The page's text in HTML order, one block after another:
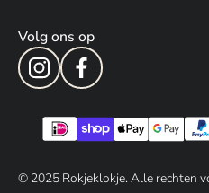
Volg ons op
© 2025Rokjeklokje. Alle rechten